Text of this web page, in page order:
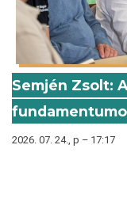
Semjén Zsolt:
2026. 07. 24., p – 17:17